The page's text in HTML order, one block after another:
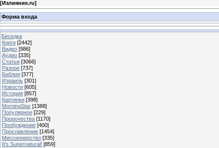
[Излияние.ru]
Форма входа
Беседка
Книги [2442]
Видео [986]
Аудио [335]
Статьи [3066]
Разное [737]
Библия [377]
Израиль [301]
Новости [605]
История [857]
Картинки [398]
MorningStar [1388]
Популярное [229]
Пророчества [1170]
Пробуждение [400]
Прославление [1454]
Миссионерство [335]
It's Supernatural! [859]